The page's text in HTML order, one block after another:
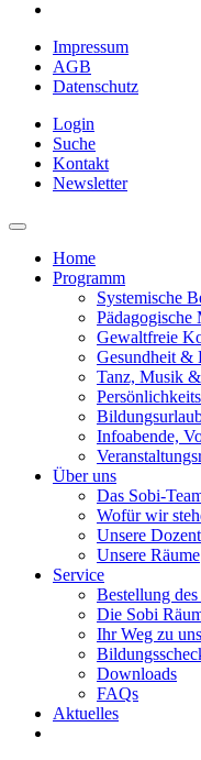
Impressum
AGB
Datenschutz
Login
Suche
Kontakt
Newsletter
Home
Programm
Systemische
Gewaltfreie
Gesundheit &
Tanz, Musik
Infoabende,
Über uns
Das Sobi-
Wofür wir
Unsere
Unsere Räume
Service
Bestellung
Die Sobi
Ihr Weg zu uns
Downloads
FAQs
Aktuelles